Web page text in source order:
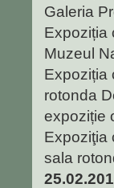
Galeria
Expoziția
Muzeul
Expoziția
rotonda
expoziție
Expoziţia
sala